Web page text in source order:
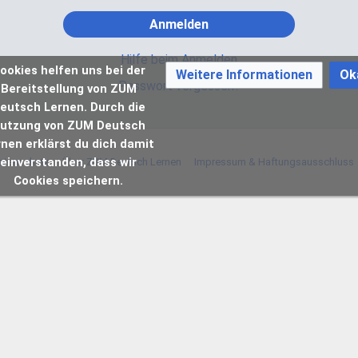
Anmelden
Hilfe beim Anmelden
Passwort vergessen?
Über ZUM Deutsch Lernen Impressum & Haftungsausschluss
helfen uns bei der
Bereitstellung von ZUM
Lernen. Durch die
von ZUM Deutsch
erklärst du dich damit
einverstanden, dass wir
Cookies speichern.
Weitere Informationen